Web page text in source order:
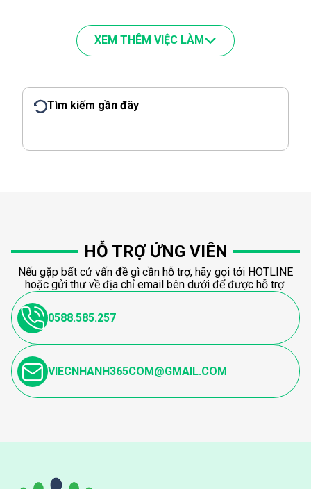
XEM THÊM VIỆC LÀM
Tìm kiếm gần đây
HỖ TRỢ ỨNG VIÊN
Nếu gặp bất cứ vấn đề gì cần hỗ trợ, hãy gọi tới HOTLINE
hoặc gửi thư về địa chỉ email bên dưới để được hỗ trợ.
0588.585.257
VIECNHANH365COM@GMAIL.COM